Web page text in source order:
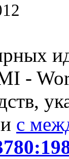
-
с